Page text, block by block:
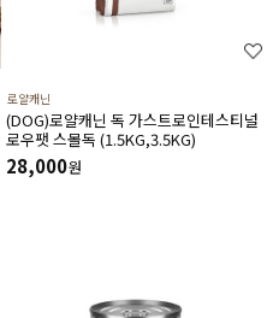
로얄캐닌
(DOG)로얄캐닌 독 가스트로인테스티널
로우팻 스몰독 (1.5KG,3.5KG)
28,000원